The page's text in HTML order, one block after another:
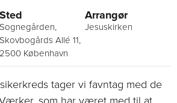
Sted
Sognegården,
Skovbogårds Allé 11,
2500 København
Arrangør
Jesuskirken
tager vi favntag med de